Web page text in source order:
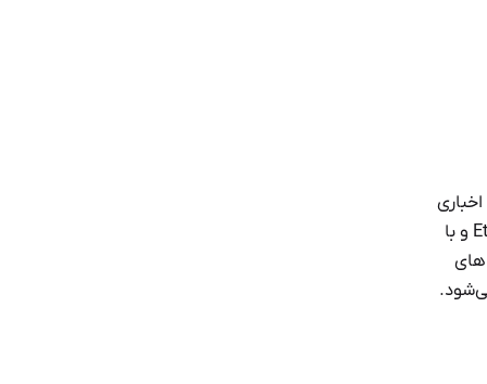
پی در پی مبنی بر کلاهبرداری و تقلب منتشر شد. حال تصور کنید انتخابات آینده آمریکا توسط سیستم های رأی گیری روی بلاک چین Ethereum و با
های